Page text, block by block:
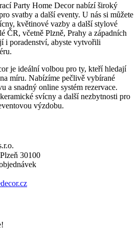
Party Home Decor nabízí široký
svatby a další eventy. U nás si můžete
květinové vazby a další stylové
ČR, včetně Plzně, Prahy a západních
i poradenství, abyste vytvořili
je ideální volbou pro ty, kteří hledají
míru. Nabízíme pečlivě vybírané
a snadný online systém rezervace.
svícny a další nezbytnosti pro
výzdobu.
30100